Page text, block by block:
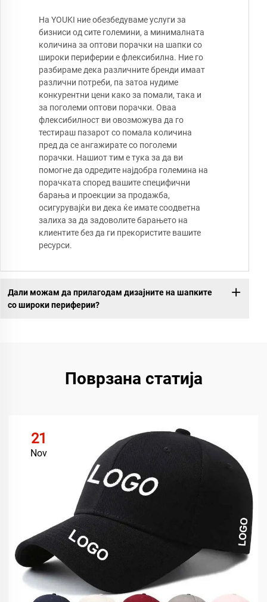
На YOUKI ние обезбедуваме услуги за
бизниси од сите големини, а минималната
количина за оптови порачки на шапки со
широки периферии е флексибилна. Ние го
разбираме дека различните бренди имаат
различни потреби, па затоа нудиме
конкурентни цени како за помали, така и
за поголеми оптови порачки. Оваа
флексибилност ви овозможува да го
тестираш пазарот со помала количина
пред да се ангажирате со поголеми
порачки. Нашиот тим е тука за да ви
помогне да одредите најдобра големина на
порачката според вашите специфични
барања и проекции за продажба,
осигурувајќи ви дека ќе имате соодветна
залиха за да задоволите барањето на
клиентите без да ги прекористите вашите
ресурси.
Дали можам да прилагодам дизајните на шапките
со широки периферии?
Поврзана статија
21
Nov